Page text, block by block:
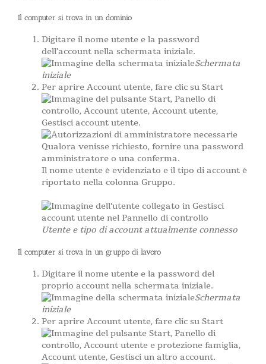
Il computer si trova in un dominio
Digitare il nome utente e la password
dell’account nella schermata iniziale.
Schermata
iniziale
Per aprire Account utente, fare clic su Start
, Panello di
controllo, Account utente, Account utente,
Gestisci account utente.
Qualora venisse richiesto, fornire una password
amministratore o una conferma.
Il nome utente è evidenziato e il tipo di account è
riportato nella colonna Gruppo.
Utente e tipo di account attualmente connesso
Il computer si trova in un gruppo di lavoro
Digitare il nome utente e la password del
proprio account nella schermata iniziale.
Schermata
iniziale
Per aprire Account utente, fare clic su Start
, Panello di
controllo, Account utente e protezione famiglia,
Account utente, Gestisci un altro account.